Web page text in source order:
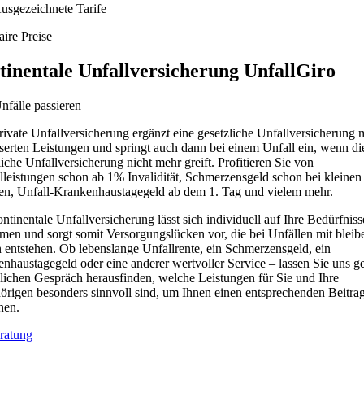
Tarife
Preise
Unfallversicherung UnfallGiro
passieren
Unfallversicherung ergänzt eine gesetzliche Unfallversicherung
Leistungen und springt auch dann bei einem Unfall ein, wenn
Unfallversicherung nicht mehr greift. Profitieren Sie von
schon ab 1% Invalidität, Schmerzensgeld schon bei kleinen
Unfall-Krankenhaustagegeld ab dem 1. Tag und vielem mehr.
Unfallversicherung lässt sich individuell auf Ihre
und sorgt somit Versorgungslücken vor, die bei Unfällen mit
entstehen. Ob lebenslange Unfallrente, ein Schmerzensgeld, ein
oder eine anderer wertvoller Service – lassen Sie uns
Gespräch herausfinden, welche Leistungen für Sie und Ihre
besonders sinnvoll sind, um Ihnen einen entsprechenden